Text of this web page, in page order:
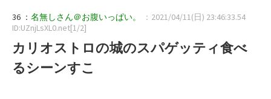
36 ： 名無しさん＠お腹いっぱい。
：2021/04/11(日) 23:46:33.54
ID:UZnjLsXL0.net[1/2]
カリオストロの城のスパゲッティ食べ
るシーンすこ